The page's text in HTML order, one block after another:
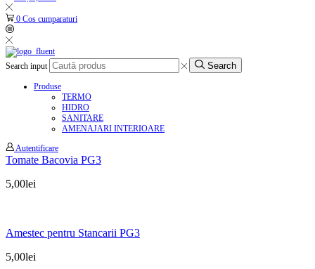
0 Cos cumparaturi
Search input Search
Produse
TERMO
HIDRO
SANITARE
AMENAJARI INTERIOARE
Autentificare
Tomate Bacovia PG3
5,00lei
Amestec pentru Stancarii PG3
5,00lei